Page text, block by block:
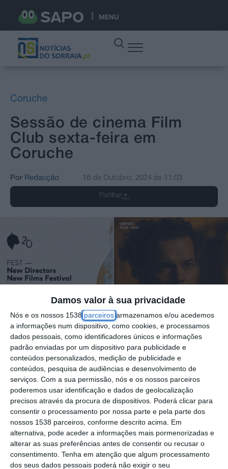
Damos valor à sua privacidade
Nós e os nossos 1538 parceiros armazenamos e/ou acedemos
a informações num dispositivo, como cookies, e processamos
dados pessoais, como identificadores únicos e informações
padrão enviadas por um dispositivo para publicidade e
conteúdos personalizados, medição de publicidade e
conteúdos, pesquisa de audiências e desenvolvimento de
serviços. Com a sua permissão, nós e os nossos parceiros
poderemos usar identificação e dados de geolocalização
precisos através da procura de dispositivos. Poderá clicar para
consentir o processamento por nossa parte e pela parte dos
nossos 1538 parceiros, conforme descrito acima. Em
alternativa, pode aceder a informações mais pormenorizadas e
alterar as suas preferências antes de consentir ou recusar o
consentimento. Tenha em atenção que algum processamento
dos seus dados pessoais poderá não exigir o seu
MENU
Coruche
Sessão de cinema Film
Club sexta-feira em
Coruche
Por Redacção 16 de Outubro, 2024 às 11:03
Partilhar
O Auditório do Pavilhão Municipal de
Coruche recebe esta sexta-feira, 18 de